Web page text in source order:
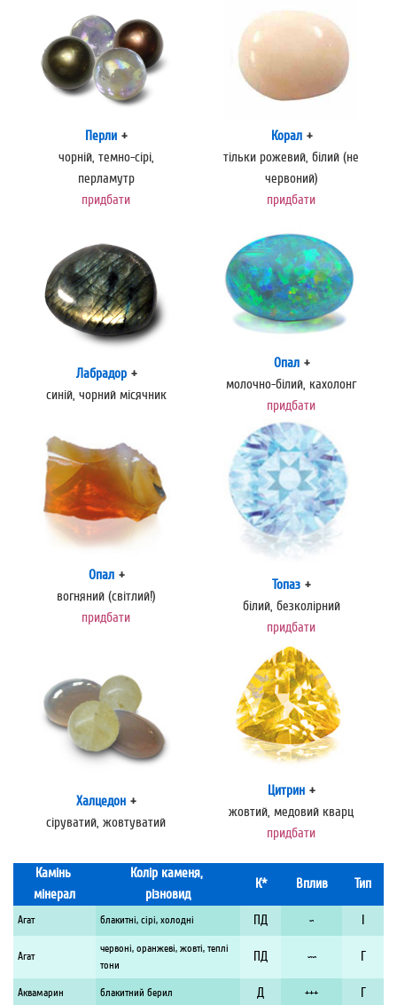
Перли +
чорній, темно-сірі,
перламутр
придбати
Корал +
тільки рожевий, білий (не
червоний)
придбати
Лабрадор +
синій, чорний місячник
Опал +
молочно-білий, кахолонг
придбати
Опал +
вогняний (світлий!)
придбати
Топаз +
білий, безколірний
придбати
Халцедон +
сіруватий, жовтуватий
Цитрин +
жовтий, медовий кварц
придбати
Камінь
мінерал
Колір каменя,
різновид
К* Вплив Тип
Агат блакитні, сірі, холодні ПД ~
Агат
червоні, оранжеві, жовті, теплі
тони
ПД ~~ Г
Аквамарин блакитний берил Д +++ Г